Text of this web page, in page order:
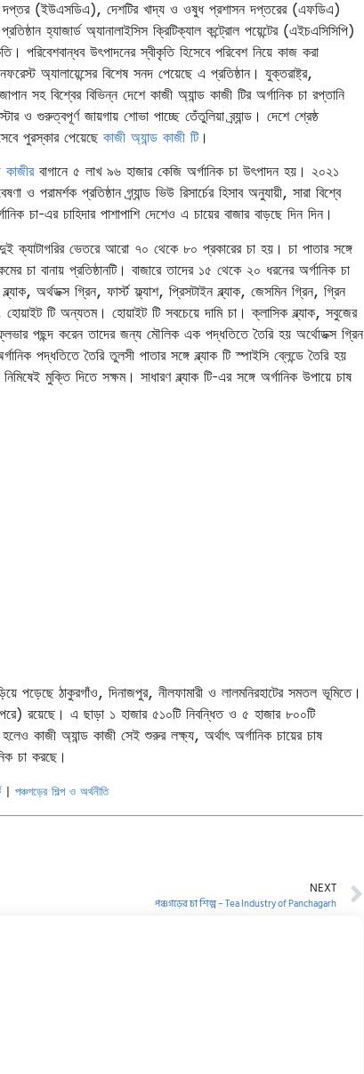
দপ্তর (ইউএসডিএ), দেশটির খাদ্য ও ওষুধ প্রশাসন দপ্তরের (এফডিএ)
হ্যাজার্ড অ্যানালাইসিস ক্রিটিক্যাল কন্ট্রোল পয়েন্টের (এইচএসিসিপি)
পরিবেশবান্ধব উৎপাদনের স্বীকৃতি হিসেবে পরিবেশ নিয়ে কাজ করা
অ্যালায়েন্সের বিশেষ সনদ পেয়েছে এ প্রতিষ্ঠান। যুক্তরাষ্ট্র,
সহ বিশ্বের বিভিন্ন দেশে কাজী অ্যান্ড কাজী টির অর্গানিক চা রপ্তানি
ও গুরুত্বপূর্ণ জায়গায় শোভা পাচ্ছে তেঁতুলিয়া ব্র্যান্ড। দেশে শ্রেষ্ঠ
পুরস্কার পেয়েছে কাজী অ্যান্ড কাজী টি।
কাজীরবাগানে ৫ লাখ ৯৬ হাজার কেজি অর্গানিক চা উৎপাদন হয়। ২০২১
প্রতিষ্ঠান গ্র্যান্ড ভিউ রিসার্চের হিসাব অনুযায়ী, সারা বিশ্বে
চা-এর চাহিদার পাশাপাশি দেশেও এ চায়ের বাজার বাড়ছে দিন দিন।
ক্যাটাগরির ভেতরে আরো ৭০ থেকে ৮০ প্রকারের চা হয়। চা পাতার সঙ্গে
বানায় প্রতিষ্ঠানটি। বাজারে তাদের ১৫ থেকে ২০ ধরনের অর্গানিক চা
অর্থডক্স গ্রিন, ফার্স্ট ফ্ল্যাশ, প্রিসটাইন ব্ল্যাক, জেসমিন গ্রিন, গ্রিন
টি অন্যতম। হোয়াইট টি সবচেয়ে দামি চা। ক্লাসিক ব্ল্যাক, সবুজের
পছন্দ করেন তাদের জন্য মৌলিক এক পদ্ধতিতে তৈরি হয় অর্থোডক্স গ্রিন
পদ্ধতিতে তৈরি তুলসী পাতার সঙ্গে ব্ল্যাক টি স্পাইসি ব্লেন্ডে তৈরি হয়
মুক্তি দিতে সক্ষম। সাধারণ ব্ল্যাক টি-এর সঙ্গে অর্গানিক উপায়ে চাষ
পড়েছে ঠাকুরগাঁও, দিনাজপুর, নীলফামারী ও লালমনিরহাটের সমতল ভূমিতে।
রয়েছে। এ ছাড়া ১ হাজার ৫১০টি নিবন্ধিত ও ৫ হাজার ৮০০টি
কাজী অ্যান্ড কাজী সেই শুরুর লক্ষ্য, অর্থাৎ অর্গানিক চায়ের চাষ
চা করছে।
| পঞ্চগড়ের শিল্প ও অর্থনীতি
NEXT
পঞ্চগড়ের চা শিল্প – Tea Industry of Panchagarh